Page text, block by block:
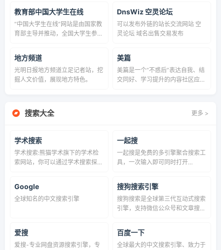
教育部中国大学生在线
“中国大学生在线”网站是由国家教
育部主导并推动，全国大学生参
共享”的原则，以“栏目共建、活动
联办、服务共享”的方式合作共建
的公益性、综合性门户网站。
DnsWiz 空灵论坛
可以发布外链的站长交流网站 空
灵论坛 域名出售交易发布
地方频道
光明日报地方频道立足记者站，挖
掘人文价值，展现地方特色。
美篇
美篇是一个“不惑后”表达自我、结
交同好、学习提升的内容社区应用
搜索大全 更多 >
学术搜索
学术搜索:熊猫学术旗下的学术检
索网站，你可以通过学术搜索探索
一起搜
一起搜是免费的多引擎聚合搜索工
具，一次输入即可同时打开
引擎，支持自定义搜索引擎组合，
搜索词同步至 ChatGPT、
DeepSeek、Kimi 等 AI，聚合全
球 30+ 搜索引擎与 35+ AI 工具。
Google
全球知名的中文搜索引擎
搜狗搜索引擎
搜狗搜索是全球第三代互动式搜索
引擎，支持微信公众号和文章搜
等，通过自主研发的人工智能算法
为用户提供专业、精准、便捷的搜
索服务。
爱搜
爱搜-专业网盘资源搜索引擎，专
百度一下
全球最大的中文搜索引擎、致力于